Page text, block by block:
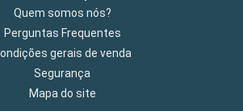
Quem somos nós?
Perguntas Frequentes
gerais de venda
Segurança
Mapa do site